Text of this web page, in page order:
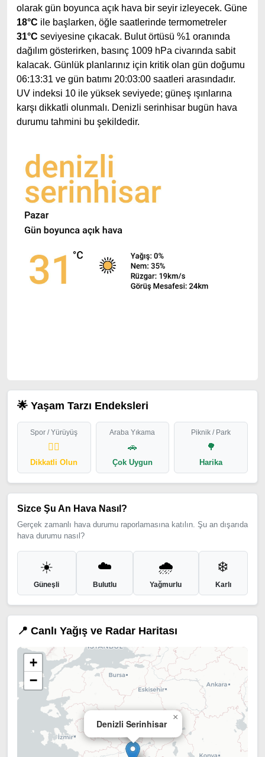
olarak gün boyunca açık hava bir seyir izleyecek. Güne
18°C ile başlarken, öğle saatlerinde termometreler
31°C seviyesine çıkacak. Bulut örtüsü %1 oranında
dağılım gösterirken, basınç 1009 hPa civarında sabit
kalacak. Günlük planlarınız için kritik olan gün doğumu
06:13:31 ve gün batımı 20:03:00 saatleri arasındadır.
UV indeksi 10 ile yüksek seviyede; güneş ışınlarına
karşı dikkatli olunmalı. Denizli serinhisar bugün hava
durumu tahmini bu şekildedir.
🌟 Yaşam Tarzı Endeksleri
Spor / Yürüyüş
🏃‍♂️
Dikkatli Olun
Araba Yıkama
🚗
Çok Uygun
Piknik / Park
🌳
Harika
Sizce Şu An Hava Nasıl?
Gerçek zamanlı hava durumu raporlamasına katılın. Şu an dışarıda
hava durumu nasıl?
☀️
Güneşli
☁️
Bulutlu
🌧️
Yağmurlu
❄️
Karlı
📍 Canlı Yağış ve Radar Haritası
Denizli Serinhisar
×
+
−